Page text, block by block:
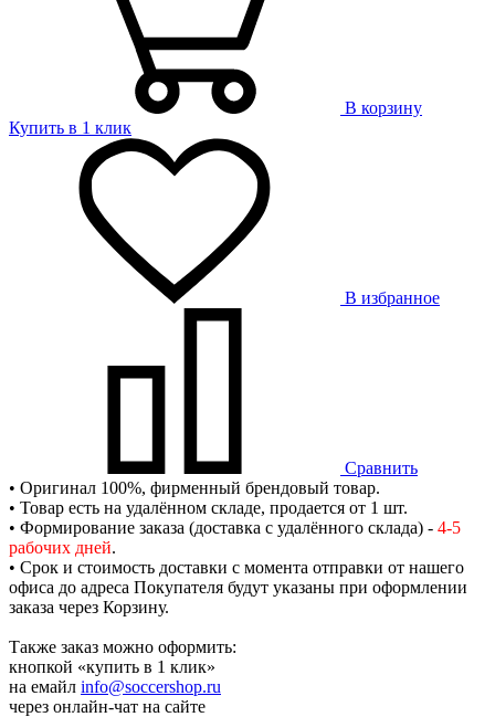
В корзину
Купить в 1 клик
В избранное
Сравнить
• Оригинал 100%, фирменный брендовый товар.
• Товар есть на удалённом складе, продается от 1 шт.
• Формирование заказа (доставка с удалённого склада) - 4-5
рабочих дней.
• Срок и стоимость доставки с момента отправки от нашего
офиса до адреса Покупателя будут указаны при оформлении
заказа через Корзину.
Также заказ можно оформить:
кнопкой «купить в 1 клик»
на емайл info@soccershop.ru
через онлайн-чат на сайте